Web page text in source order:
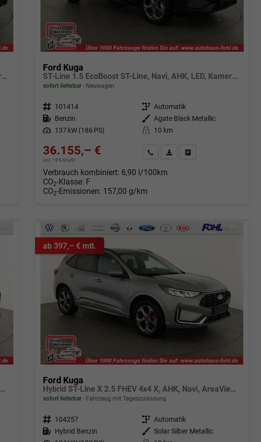
ST-Line 1.5 EcoBoost ST-Line, Navi, AHK, LED, Kamera, Winter, FS beheizbar, 5 J.-Garantie
Ford Kuga
ST-Line 1.5 EcoBoost ST-Line, Navi, AHK, LED, Kamera, Winter, FS beheizbar, 5 J.-Garantie
sofort lieferbar Neuwagen
Fahrzeugnr. 101414 Getriebe Automatik
Kraftstoff Benzin Außenfarbe Agate Black Metallic
Leistung 137 kW (186 PS) Kilometerstand 10 km
36.155,– €
incl. 19% MwSt.
Angebot anfordern
Fahrzeugexpose (PDF)
Fahrzeug parken
Verbrauch kombiniert: 6,90 l/100km
CO2-Klasse: F
CO2-Emissionen: 157,00 g/km
Hybrid ST-Line X 2.5 FHEV 4x4 X, AHK, Navi, AreaView, Sound, Side, el. Klappe, Winter, 5 J.-Garantie
ab 397,– € mtl.
Ford Kuga
Hybrid ST-Line X 2.5 FHEV 4x4 X, AHK, Navi, AreaView, Sound, Side, el. Klappe, Winter, 5 J.-Garantie
sofort lieferbar Fahrzeug mit Tageszulassung
Fahrzeugnr. 104257 Getriebe Automatik
Kraftstoff Hybrid Benzin Außenfarbe Solar Silber Metallic